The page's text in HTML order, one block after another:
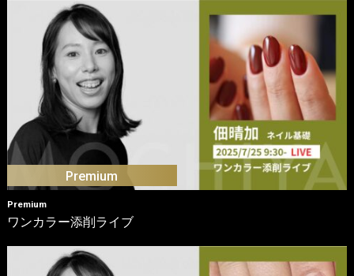
Premium
ワンカラー添削ライブ